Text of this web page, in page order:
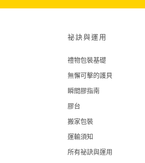
祕訣與運用
禮物包裝基礎
無懈可擊的護貝
瞬間膠指南
膠台
搬家包裝
運輸須知
所有祕訣與運用